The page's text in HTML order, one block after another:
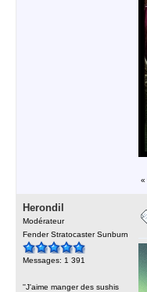
«
Herondil
Modérateur
Fender Stratocaster Sunburn
Messages: 1 391
''J'aime manger des sushis